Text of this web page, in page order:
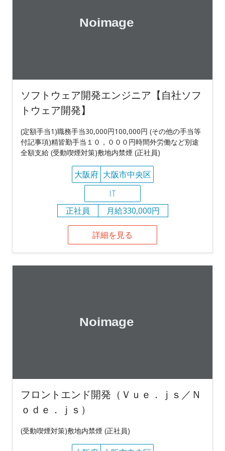
ソフトウェア開発エンジニア【自社ソフ
トウェア開発】
(定額手当1)職務手当30,000円100,000円 (その他の手当等
付記事項)精皆勤手当１０，０００円時間外労働など別途
全額支給 (受動喫煙対策)敷地内禁煙 (正社員)
大阪府 大阪市中央区
IT
正社員
月給330,000円
詳細を見る
フロントエンド開発（Ｖｕｅ．ｊｓ／Ｎ
ｏｄｅ．ｊｓ）
(受動喫煙対策)敷地内禁煙 (正社員)